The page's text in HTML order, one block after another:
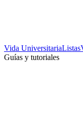
Vida UniversitariaListas
Guías y tutoriales